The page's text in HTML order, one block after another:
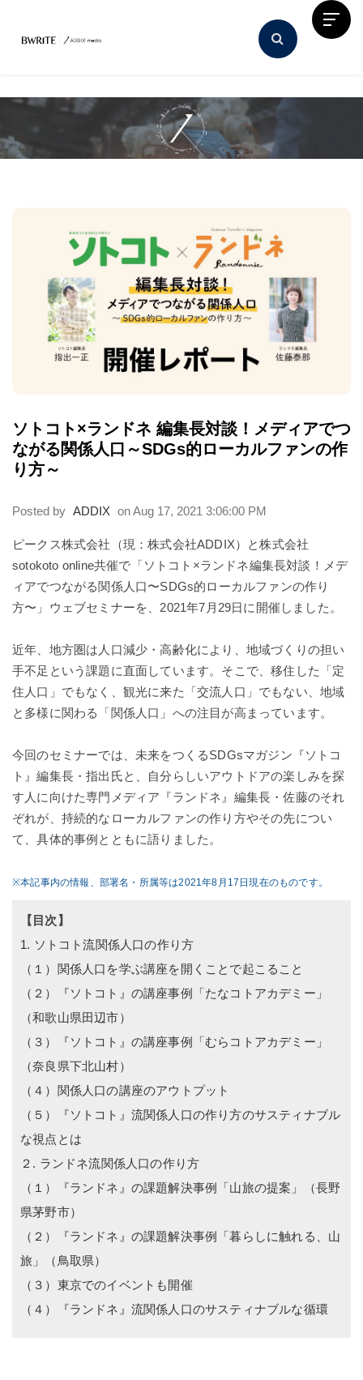
ソトコト×ランドネ 編集長対談！メディアでつ
ながる関係人口～SDGs的ローカルファンの作
り方～
Posted by ADDIX on Aug 17, 2021 3:06:00 PM
ピークス株式会社（現：株式会社ADDIX）と株式会社
sotokoto online共催で「ソトコト×ランドネ編集長対談！メデ
ィアでつながる関係人口〜SDGs的ローカルファンの作り
方〜」ウェブセミナーを、2021年7月29日に開催しました。
近年、地方圏は人口減少・高齢化により、地域づくりの担い
手不足という課題に直面しています。そこで、移住した「定
住人口」でもなく、観光に来た「交流人口」でもない、地域
と多様に関わる「関係人口」への注目が高まっています。
今回のセミナーでは、未来をつくるSDGsマガジン『ソトコ
ト』編集長・指出氏と、自分らしいアウトドアの楽しみを探
す人に向けた専門メディア『ランドネ』編集長・佐藤のそれ
ぞれが、持続的なローカルファンの作り方やその先につい
て、具体的事例とともに語りました。
※本記事内の情報、部署名・所属等は2021年8月17日現在のものです。
【目次】
1. ソトコト流関係人口の作り方
（１）関係人口を学ぶ講座を開くことで起こること
（２）『ソトコト』の講座事例「たなコトアカデミー」
（和歌山県田辺市）
（３）『ソトコト』の講座事例「むらコトアカデミー」
（奈良県下北山村）
（４）関係人口の講座のアウトプット
（５）『ソトコト』流関係人口の作り方のサスティナブル
な視点とは
２. ランドネ流関係人口の作り方
（１）『ランドネ』の課題解決事例「山旅の提案」（長野
県茅野市）
（２）『ランドネ』の課題解決事例「暮らしに触れる、山
旅」（鳥取県）
（３）東京でのイベントも開催
（４）『ランドネ』流関係人口のサスティナブルな循環